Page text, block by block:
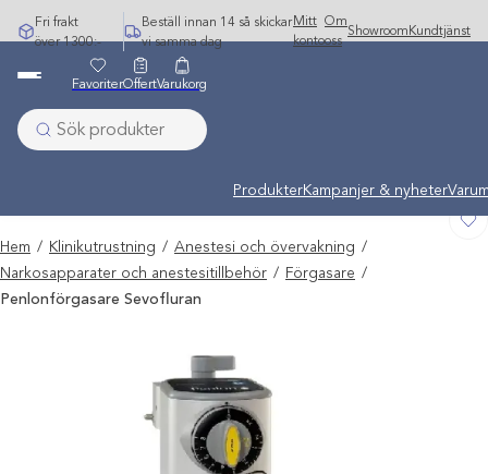
Hoppa
till
Fri frakt
över 1300:-
Beställ innan 14 så skickar
vi samma dag
Mitt
konto
Om
oss
Showroom Kundtjänst
Undermeny stängd: Varumärken
ProdukterKampanjer & nyheter
FavoriterOffertVarukorg
Hem / Klinikutrustning / Anestesi och övervakning /
Narkosapparater och anestesitillbehör / Förgasare /
Penlonförgasare Sevofluran